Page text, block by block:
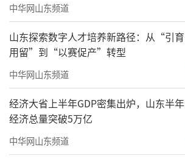
中华网山东频道
山东探索数字人才培养新路径：从“引育
用留”到“以赛促产”转型
中华网山东频道
经济大省上半年GDP密集出炉，山东半年
经济总量突破5万亿
中华网山东频道